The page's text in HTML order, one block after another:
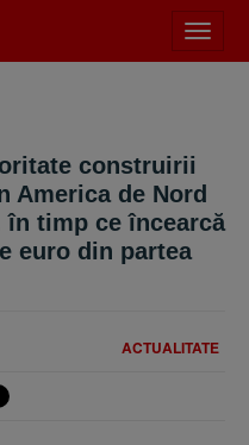
meniu
construirii
America de Nord
timp ce încearcă
euro din partea
ACTUALITATE